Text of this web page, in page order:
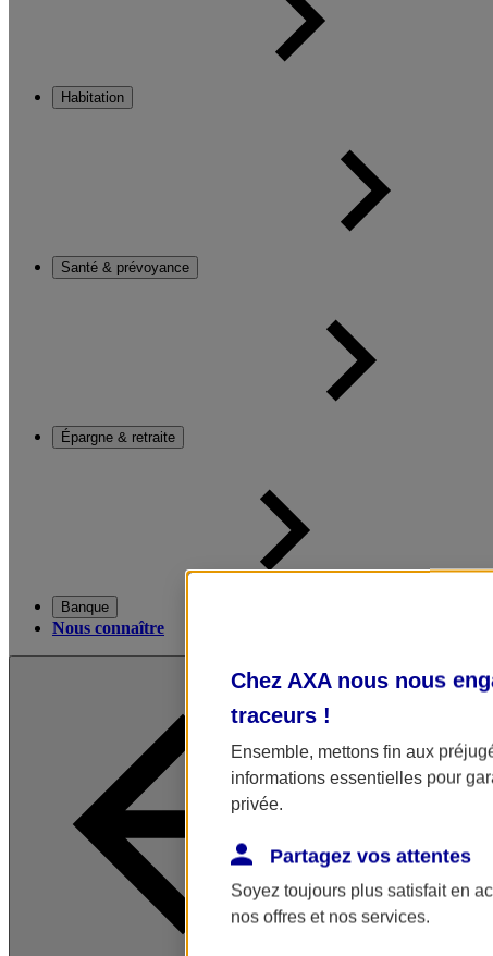
Habitation
Santé & prévoyance
Épargne & retraite
Banque
Nous connaître
Chez AXA nous nous
traceurs !
Ensemble, mettons fin aux
informations essentielles pour
privée.
Partagez vos attentes
Soyez toujours plus satisfait en
nos offres et nos services.